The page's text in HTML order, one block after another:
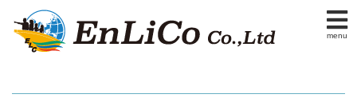
menu